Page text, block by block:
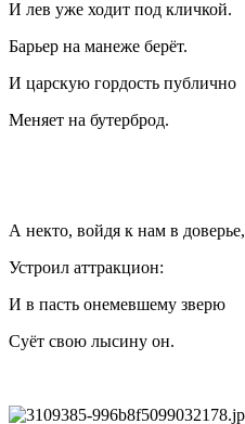
И лев уже ходит под кличкой.
Барьер на манеже берёт.
И царскую гордость публично
Меняет на бутерброд.
А некто, войдя к нам в доверье,
Устроил аттракцион:
И в пасть онемевшему зверю
Суёт свою лысину он.